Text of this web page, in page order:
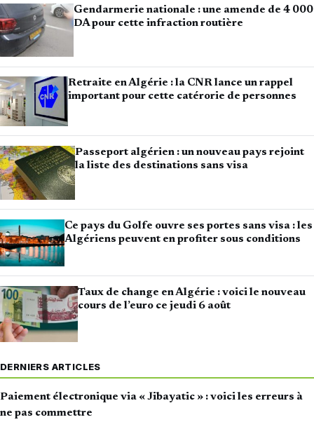
Gendarmerie nationale : une amende de 4 000
DA pour cette infraction routière
Retraite en Algérie : la CNR lance un rappel
important pour cette catérorie de personnes
Passeport algérien : un nouveau pays rejoint
la liste des destinations sans visa
Ce pays du Golfe ouvre ses portes sans visa : les
Algériens peuvent en profiter sous conditions
Taux de change en Algérie : voici le nouveau
cours de l’euro ce jeudi 6 août
DERNIERS ARTICLES
Paiement électronique via « Jibayatic » : voici les erreurs à
ne pas commettre